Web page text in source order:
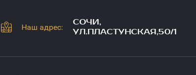
Наш адрес:
СОЧИ,
УЛ.ПЛАСТУНСКАЯ,50/1